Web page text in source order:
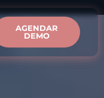
AGENDAR
DEMO